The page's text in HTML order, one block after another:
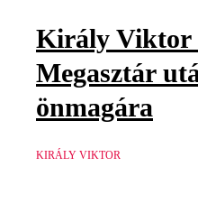
Király Viktor
Megasztár
önmagára
KIRÁLY VIKTOR